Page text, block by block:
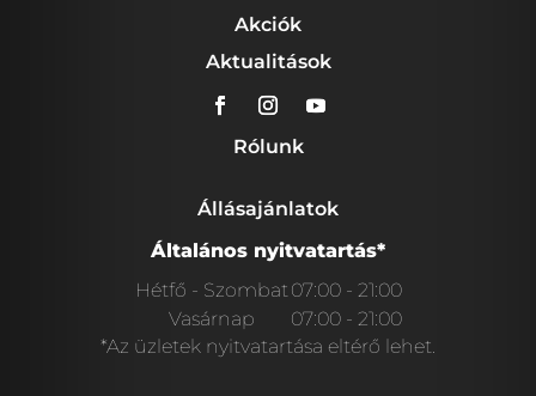
Akciók
Aktualitások
Rólunk
Állásajánlatok
Általános nyitvatartás*
Hétfő - Szombat 07:00 - 21:00
Vasárnap
07:00 - 21:00
*Az üzletek nyitvatartása eltérő lehet.